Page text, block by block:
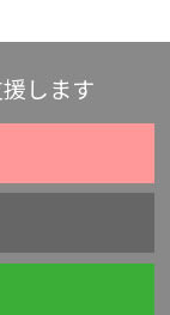
します